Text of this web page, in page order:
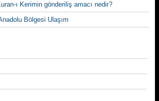
ı Kerimin gönderiliş amacı nedir?
Bölgesi Ulaşım